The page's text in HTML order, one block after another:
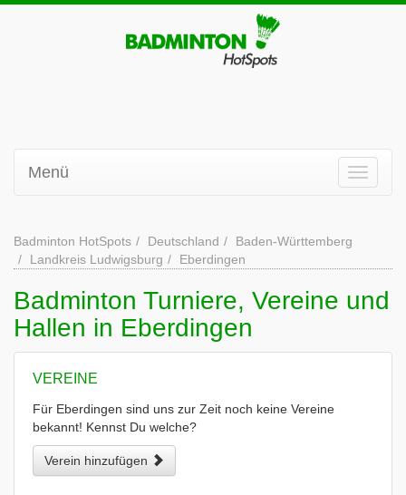
Menü
Badminton HotSpots Deutschland
Baden-Württemberg
Landkreis Ludwigsburg
Eberdingen
Badminton Turniere, Vereine und
Hallen in Eberdingen
VEREINE
Für Eberdingen sind uns zur Zeit noch keine Vereine
bekannt! Kennst Du welche?
Verein hinzufügen